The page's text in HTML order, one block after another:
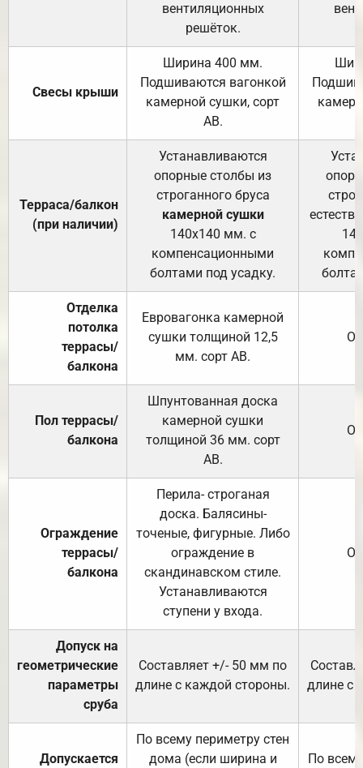
вентиляционных
решёток.
Свесы крыши
Ширина 400 мм.
Подшиваются вагонкой
камерной сушки, сорт
АВ.
Терраса/балкон
(при наличии)
Устанавливаются
опорные столбы из
строганного бруса
камерной сушки
140х140 мм. с
компенсационными
болтами под усадку.
Отделка
потолка
террасы/
балкона
Евровагонка камерной
сушки толщиной 12,5
мм. сорт АВ.
Пол террасы/
балкона
Шпунтованная доска
камерной сушки
толщиной 36 мм. сорт
АВ.
Ограждение
террасы/
балкона
Перила- строганая
доска. Балясины-
точеные, фигурные. Либо
ограждение в
скандинавском стиле.
Устанавливаются
ступени у входа.
Допуск на
геометрические
параметры
сруба
Составляет +/- 50 мм по
длине с каждой стороны.
длине с
Допускается
По всему периметру стен
дома (если ширина и
По